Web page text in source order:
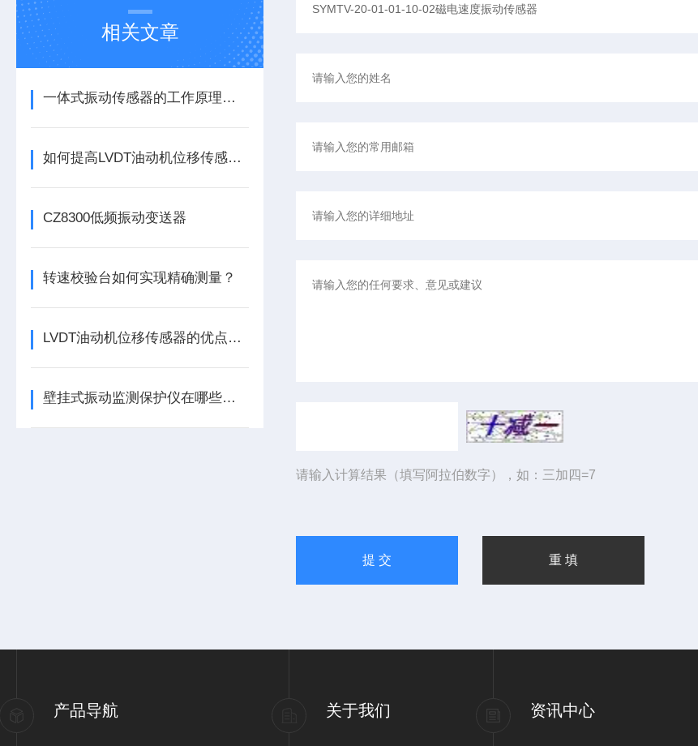
相关文章
一体式振动传感器的工作原理是什么？
如何提高LVDT油动机位移传感器的精度？
CZ8300低频振动变送器
转速校验台如何实现精确测量？
LVDT油动机位移传感器的优点分别有这几点
壁挂式振动监测保护仪在哪些领域有广泛应用？
请输入计算结果（填写阿拉伯数字），如：三加四=7
产品导航 关于我们 资讯中心